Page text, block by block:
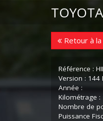
Retour à
Référence :
Version : 144
Année :
Kilométrage :
Nombre de
Puissance